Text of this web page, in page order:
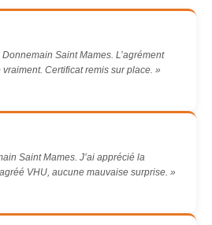
Saint Mames. L’agrément
Certificat remis sur place. »
Saint Mames. J’ai apprécié la
VHU, aucune mauvaise surprise. »